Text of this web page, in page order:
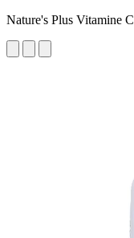
Nature's Plus Vitamine